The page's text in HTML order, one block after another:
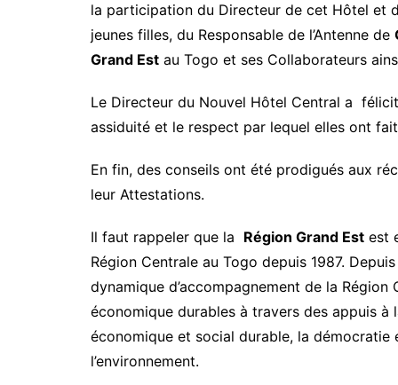
la participation du Directeur de cet Hôtel et
jeunes filles, du Responsable de l’Antenne de
Grand Est au Togo et ses Collaborateurs
Le Directeur du Nouvel Hôtel Central a
assiduité et le respect par lequel elles ont
En fin, des conseils ont été prodigués aux
leur Attestations.
Il faut rappeler que la Région Grand Est est
Région Centrale au Togo depuis 1987.
dynamique d’accompagnement de la
économique durables à travers des appuis
économique et social durable, la
l’environnement.